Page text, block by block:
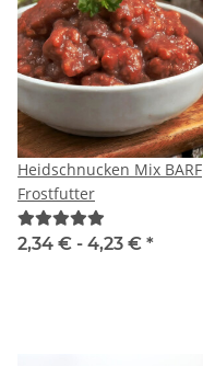
Heidschnucken Mix BARF
Frostfutter
2,34 € - 4,23 € *